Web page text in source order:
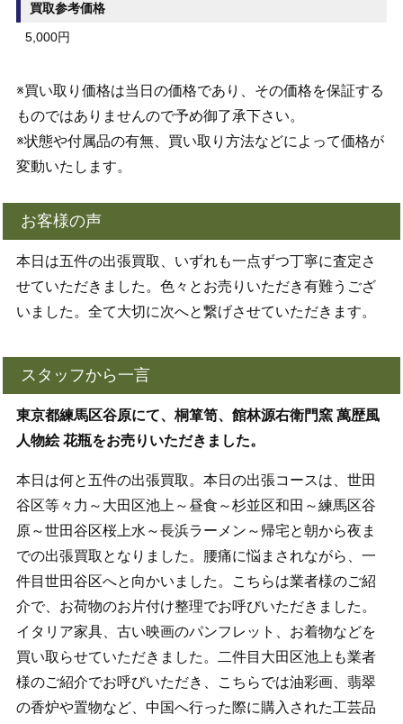
買取参考価格
5,000円
※買い取り価格は当日の価格であり、その価格を保証する
ものではありませんので予め御了承下さい。
※状態や付属品の有無、買い取り方法などによって価格が
変動いたします。
お客様の声
本日は五件の出張買取、いずれも一点ずつ丁寧に査定さ
せていただきました。色々とお売りいただき有難うござ
いました。全て大切に次へと繋げさせていただきます。
スタッフから一言
東京都練馬区谷原にて、桐箪笥、館林源右衛門窯 萬歴風
人物絵 花瓶をお売りいただきました。
本日は何と五件の出張買取。本日の出張コースは、世田
谷区等々力～大田区池上～昼食～杉並区和田～練馬区谷
原～世田谷区桜上水～長浜ラーメン～帰宅と朝から夜ま
での出張買取となりました。腰痛に悩まされながら、一
件目世田谷区へと向かいました。こちらは業者様のご紹
介で、お荷物のお片付け整理でお呼びいただきました。
イタリア家具、古い映画のパンフレット、お着物などを
買い取らせていただきました。二件目大田区池上も業者
様のご紹介でお呼びいただき、こちらでは油彩画、翡翠
の香炉や置物など、中国へ行った際に購入された工芸品